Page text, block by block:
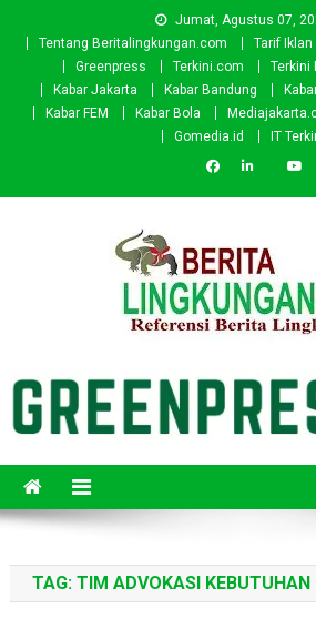
Jumat, Agustus 07,
Tentang Beritalingkungan.com
Tarif Iklan
Greenpress
Terkini.com Terkini
Kabar Jakarta
Kabar Bandung
Kabar FEM
Kabar Bola
Gomedia.id
IT
TAG: TIM ADVOKASI KEBUTUHAN